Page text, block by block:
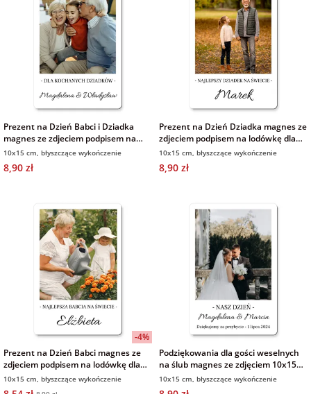
Prezent na Dzień Babci i Dziadka
magnes ze zdjeciem podpisem na
lodówkę dla Babci Dziadka 10x15 cm
10x15 cm, błyszczące wykończenie
8,90 zł
Prezent na Dzień Dziadka magnes ze
zdjeciem podpisem na lodówkę dla
Dziadka 10x15 cm
10x15 cm, błyszczące wykończenie
8,90 zł
-4%
Prezent na Dzień Babci magnes ze
zdjeciem podpisem na lodówkę dla
Babci 10x15 cm
10x15 cm, błyszczące wykończenie
Podziękowania dla gości weselnych
na ślub magnes ze zdjęciem 10x15
cm
10x15 cm, błyszczące wykończenie